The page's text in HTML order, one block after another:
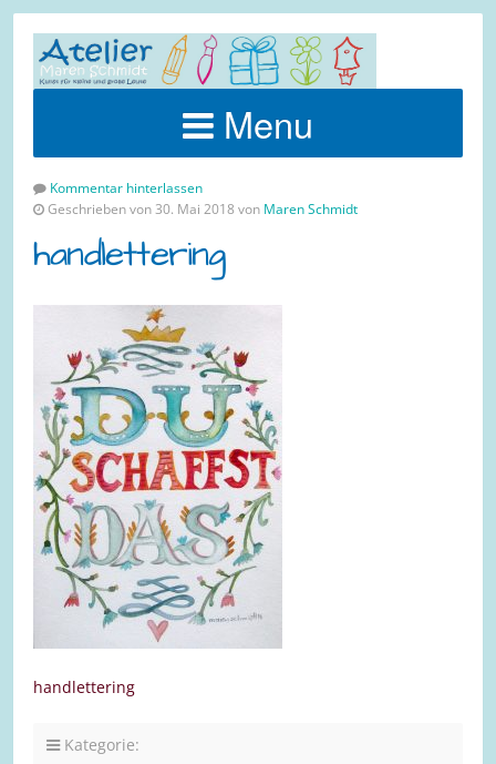
Menu
Kommentar hinterlassen
Geschrieben von 30. Mai 2018 von Maren Schmidt
handlettering
handlettering
Kategorie: